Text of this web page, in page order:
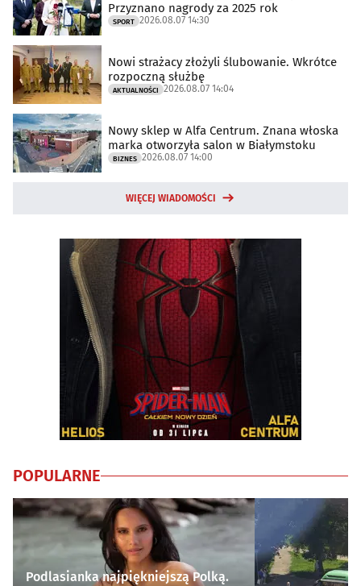
Przyznano nagrody za 2025 rok
SPORT 2026.08.07 14:30
Nowi strażacy złożyli ślubowanie. Wkrótce
rozpoczną służbę
AKTUALNOŚCI 2026.08.07 14:04
Nowy sklep w Alfa Centrum. Znana włoska
marka otworzyła salon w Białymstoku
BIZNES 2026.08.07 14:00
WIĘCEJ WIADOMOŚCI
POPULARNE
Podlasianka najpiękniejszą Polką.